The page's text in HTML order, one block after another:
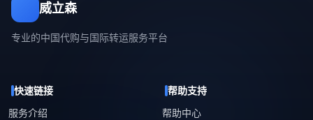
威立森
专业的中国代购与国际转运服务平台
快速链接
服务介绍
帮助支持
帮助中心